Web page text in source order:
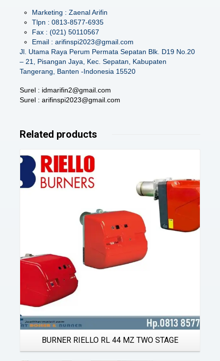
Marketing : Zaenal Arifin
Tlpn : 0813-8577-6935
Fax : (021) 50110567
Email : arifinspi2023@gmail.com
Jl. Utama Raya Perum Permata Sepatan Blk. D19 No.20
– 21, Pisangan Jaya, Kec. Sepatan, Kabupaten
Tangerang, Banten -Indonesia 15520
Surel : idmarifin2@gmail.com
Surel : arifinspi2023@gmail.com
Related products
BURNER RIELLO RL 44 MZ TWO STAGE